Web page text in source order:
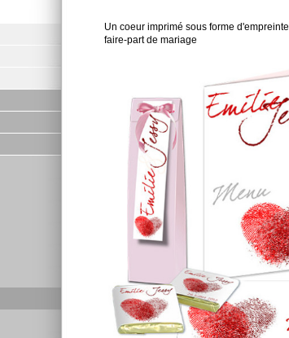
Un coeur imprimé sous forme d'empreinte
faire-part de mariage